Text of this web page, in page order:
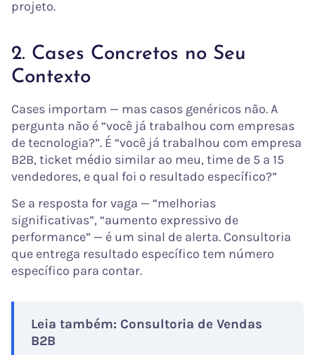
projeto.
2. Cases Concretos no Seu
Contexto
Cases importam — mas casos genéricos não. A
pergunta não é “você já trabalhou com empresas
de tecnologia?”. É “você já trabalhou com empresa
B2B, ticket médio similar ao meu, time de 5 a 15
vendedores, e qual foi o resultado específico?”
Se a resposta for vaga — “melhorias
significativas”, “aumento expressivo de
performance” — é um sinal de alerta. Consultoria
que entrega resultado específico tem número
específico para contar.
Leia também: Consultoria de Vendas
B2B